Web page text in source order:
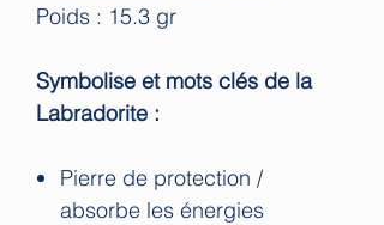
Poids : 15.3 gr
Symbolise et mots clés de la
Labradorite :
Pierre de protection /
absorbe les énergies